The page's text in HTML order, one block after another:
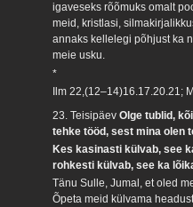
igaveseks rõõmuks omalt
meid, kristlasi,
annaks kellelegi põhjust ka
meie usku.
*
Ilm 22,(12–14)16.17.20.21;
23. TeisipäevOlge tublid,
tehke tööd, sest mina olen
Kes kasinasti külvab, see
rohkesti külvab, see ka
Tänu Sulle, Jumal, et oled
Õpeta meid külvama